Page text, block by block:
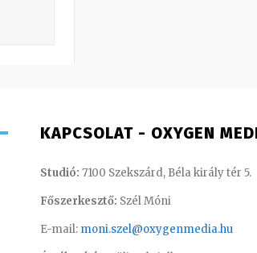
KAPCSOLAT - OXYGEN
Studió: 7100 Szekszárd, Béla király tér 5.
Főszerkesztő: Szél Móni
E-mail: moni.szel@oxygenmedia.hu